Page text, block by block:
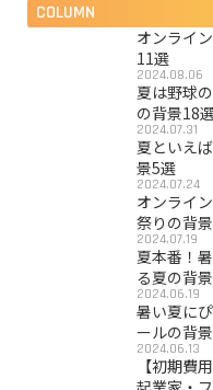
COLUMN
オンライ
11選
2024.08.06
夏は野球
の背景18
2024.07.31
夏といえ
景5選
2024.07.24
オンライ
祭りの背
2024.07.19
夏本番！
る夏の背
2024.06.19
暑い夏に
ールの背
2024.06.13
【初期費